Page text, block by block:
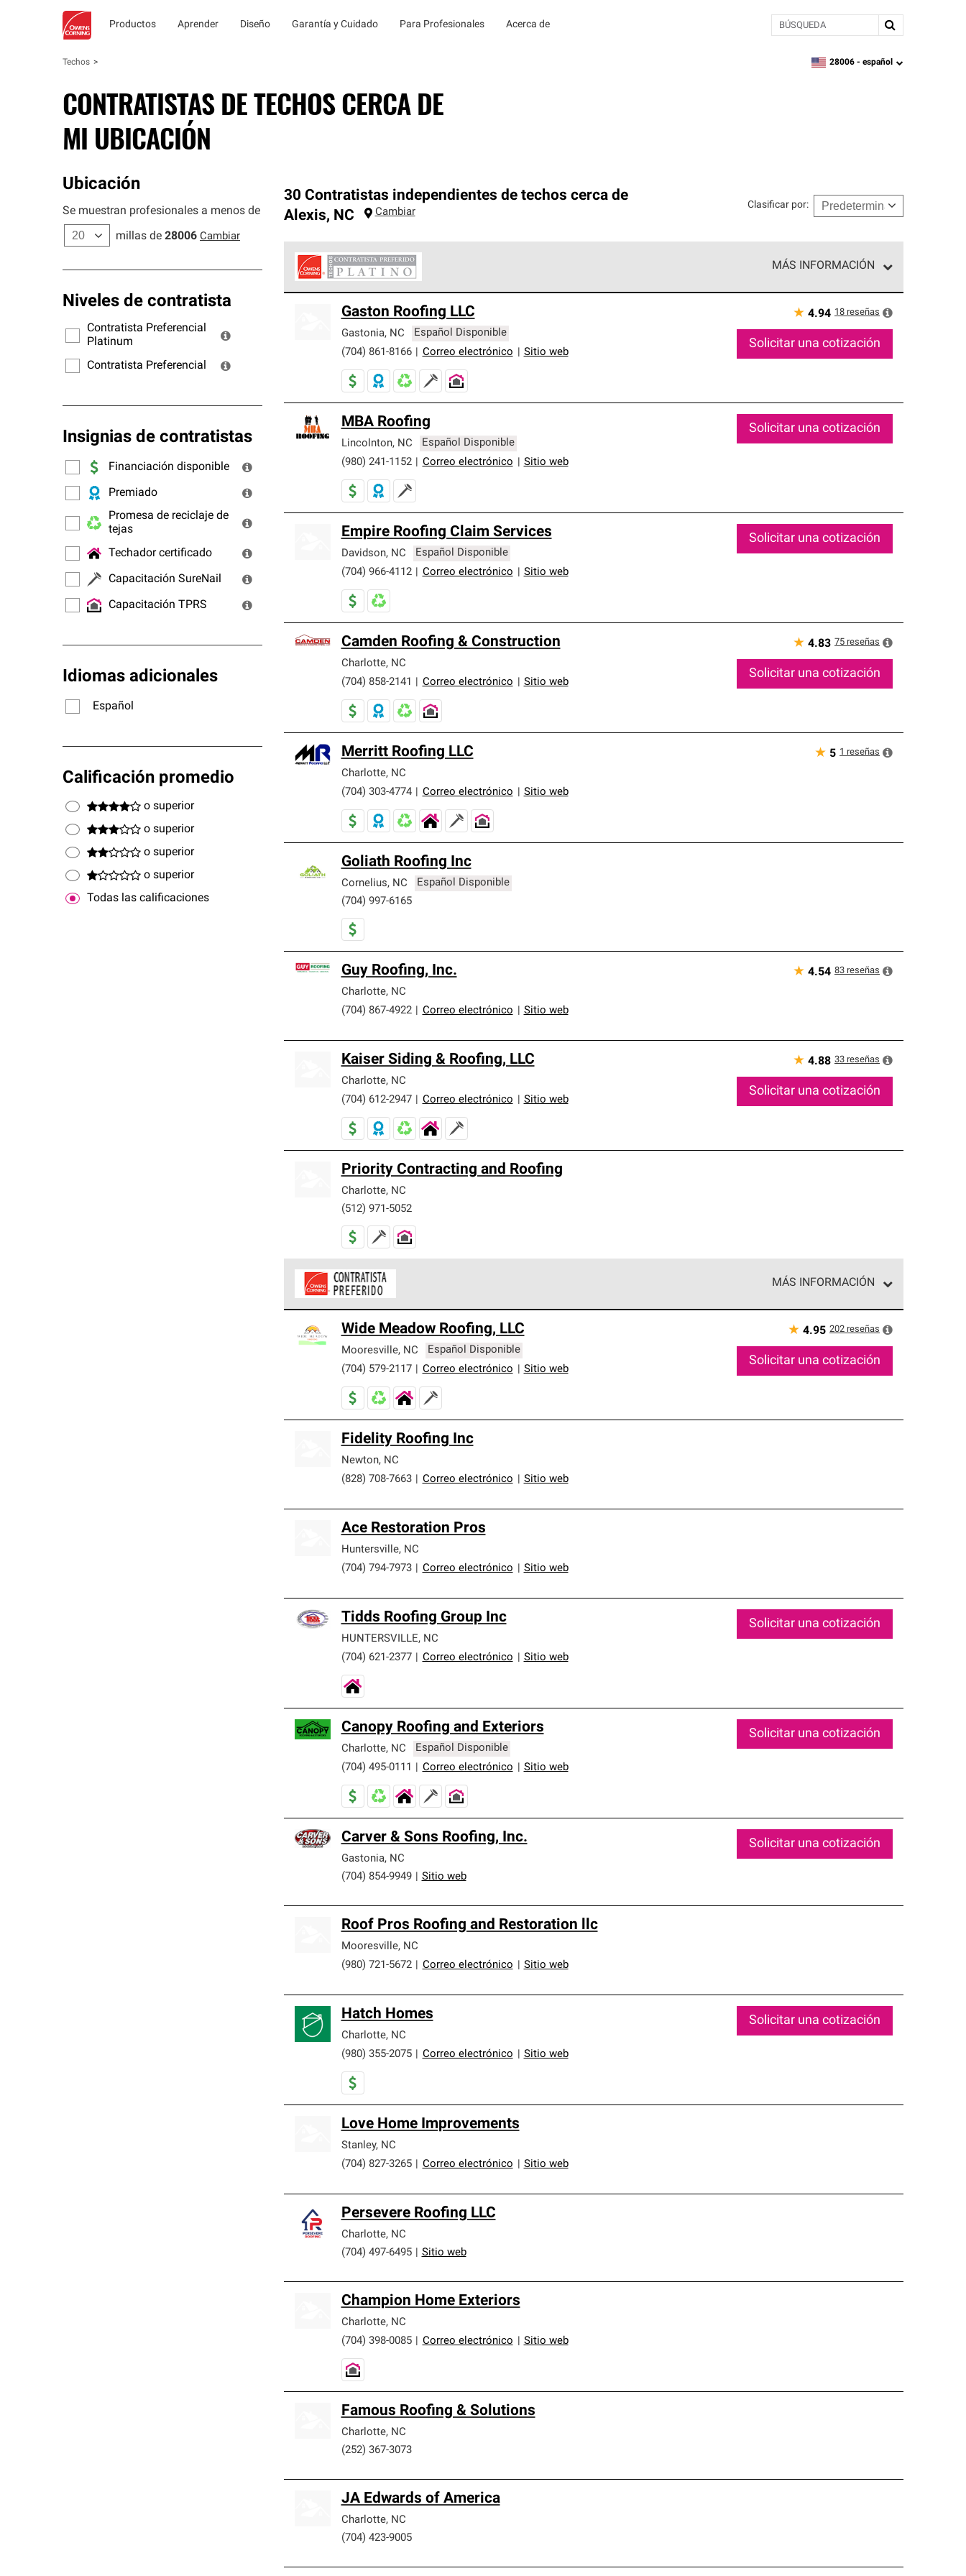
Productos Aprender Diseño Garantía y Cuidado Para Profesionales Acerca de BÚSQUEDA
Techos zipcode,language
28006 - español
CONTRATISTAS DE TECHOS CERCA DE
MI UBICACIÓN
Ubicación
Se muestran profesionales a menos de
millas de 28006 Cambiar
Niveles de contratista
Contratista Preferencial
Platinum
Contratista Preferencial
Insignias de contratistas
Financiación disponible
Premiado
Promesa de reciclaje de
tejas
Techador certificado
Capacitación SureNail
Capacitación TPRS
Idiomas adicionales
Español
Calificación promedio
o superior
o superior
o superior
o superior
Todas las calificaciones
30 Contratistas independientes de techos cerca de
Alexis, NC Cambiar
Clasificar por:
MÁS INFORMACIÓN
cumplen con estándares estrictos de profesionalismo, confiabilidad y destreza incomparable. Solo ellos pueden
ofrecer nuestra mejor garantía de sistemas de techos.
Gaston Roofing LLC
Gastonia, NC
Español Disponible
(704) 861-8166
Correo electrónico Sitio web
★ 4.94 18 reseñas
Solicitar una cotización
MBA Roofing
Lincolnton, NC
Español Disponible
(980) 241-1152
Correo electrónico Sitio web
Solicitar una cotización
Empire Roofing Claim Services
Davidson, NC
Español Disponible
(704) 966-4112
Correo electrónico Sitio web
Solicitar una cotización
Camden Roofing & Construction
Charlotte, NC
(704) 858-2141
Correo electrónico Sitio web
★ 4.83 75 reseñas
Solicitar una cotización
Merritt Roofing LLC
Charlotte, NC
(704) 303-4774
Correo electrónico Sitio web
★ 5 1 reseñas
Goliath Roofing Inc
Cornelius, NC
Español Disponible
(704) 997-6165
Guy Roofing, Inc.
Charlotte, NC
(704) 867-4922
Correo electrónico Sitio web
★ 4.54 83 reseñas
Kaiser Siding & Roofing, LLC
Charlotte, NC
(704) 612-2947
Correo electrónico Sitio web
★ 4.88 33 reseñas
Solicitar una cotización
Priority Contracting and Roofing
Charlotte, NC
(512) 971-5052
MÁS INFORMACIÓN
cumplen con altos estándares y requisitos estrictos de profesionalismo y confiabilidad.
Wide Meadow Roofing, LLC
Mooresville, NC
Español Disponible
(704) 579-2117
Correo electrónico Sitio web
★ 4.95 202 reseñas
Solicitar una cotización
Fidelity Roofing Inc
Newton, NC
(828) 708-7663
Correo electrónico Sitio web
Ace Restoration Pros
Huntersville, NC
(704) 794-7973
Correo electrónico Sitio web
Tidds Roofing Group Inc
HUNTERSVILLE, NC
(704) 621-2377
Correo electrónico Sitio web
Solicitar una cotización
Canopy Roofing and Exteriors
Charlotte, NC
Español Disponible
(704) 495-0111
Correo electrónico Sitio web
Solicitar una cotización
Carver & Sons Roofing, Inc.
Gastonia, NC
(704) 854-9949
Sitio web
Solicitar una cotización
Roof Pros Roofing and Restoration llc
Mooresville, NC
(980) 721-5672
Correo electrónico Sitio web
Hatch Homes
Charlotte, NC
(980) 355-2075
Correo electrónico Sitio web
Solicitar una cotización
Love Home Improvements
Stanley, NC
(704) 827-3265
Correo electrónico Sitio web
Persevere Roofing LLC
Charlotte, NC
(704) 497-6495
Sitio web
Champion Home Exteriors
Charlotte, NC
(704) 398-0085
Correo electrónico Sitio web
Famous Roofing & Solutions
Charlotte, NC
(252) 367-3073
JA Edwards of America
Charlotte, NC
(704) 423-9005